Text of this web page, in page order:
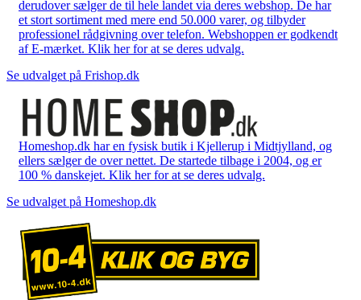
derudover sælger de til hele landet via deres webshop. De har
et stort sortiment med mere end 50.000 varer, og tilbyder
professionel rådgivning over telefon. Webshoppen er godkendt
af E-mærket. Klik her for at se deres udvalg.
Se udvalget på Frishop.dk
Homeshop.dk har en fysisk butik i Kjellerup i Midtjylland, og
ellers sælger de over nettet. De startede tilbage i 2004, og er
100 % danskejet. Klik her for at se deres udvalg.
Se udvalget på Homeshop.dk